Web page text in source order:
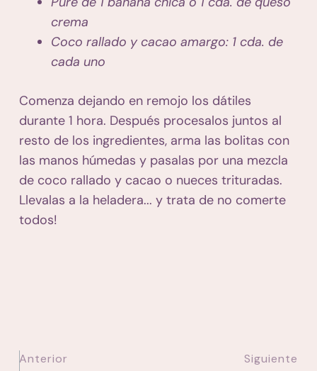
crema
Coco rallado y cacao amargo: 1 cda. de
cada uno
Comenza dejando en remojo los dátiles
durante 1 hora. Después procesalos juntos al
resto de los ingredientes, arma las bolitas con
las manos húmedas y pasalas por una mezcla
de coco rallado y cacao o nueces trituradas.
Llevalas a la heladera... y trata de no comerte
todos!
Anterior Siguiente